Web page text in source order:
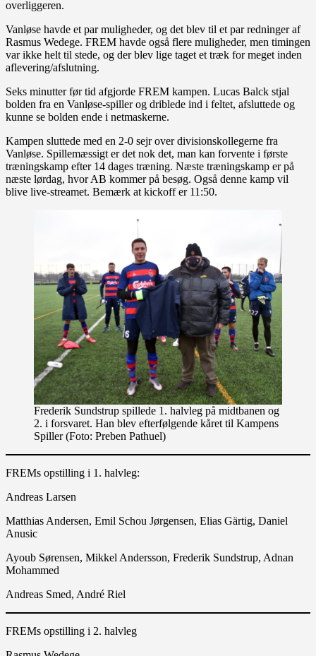
overliggeren.
Vanløse havde et par muligheder, og det blev til et par redninger af
Rasmus Wedege. FREM havde også flere muligheder, men timingen
var ikke helt til stede, og der blev lige taget et træk for meget inden
aflevering/afslutning.
Seks minutter før tid afgjorde FREM kampen. Lucas Balck stjal
bolden fra en Vanløse-spiller og driblede ind i feltet, afsluttede og
kunne se bolden ende i netmaskerne.
Kampen sluttede med en 2-0 sejr over divisionskollegerne fra
Vanløse. Spillemæssigt er det nok det, man kan forvente i første
træningskamp efter 14 dages træning. Næste træningskamp er på
næste lørdag, hvor AB kommer på besøg. Også denne kamp vil
blive live-streamet. Bemærk at kickoff er 11:50.
Frederik Sundstrup spillede 1. halvleg på midtbanen og
2. i forsvaret. Han blev efterfølgende kåret til Kampens
Spiller (Foto: Preben Pathuel)
FREMs opstilling i 1. halvleg:
Andreas Larsen
Matthias Andersen, Emil Schou Jørgensen, Elias Gärtig, Daniel
Anusic
Ayoub Sørensen, Mikkel Andersson, Frederik Sundstrup, Adnan
Mohammed
Andreas Smed, André Riel
FREMs opstilling i 2. halvleg